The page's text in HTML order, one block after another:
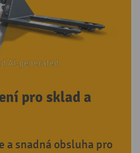
pro sklad a
a snadná obsluha pro